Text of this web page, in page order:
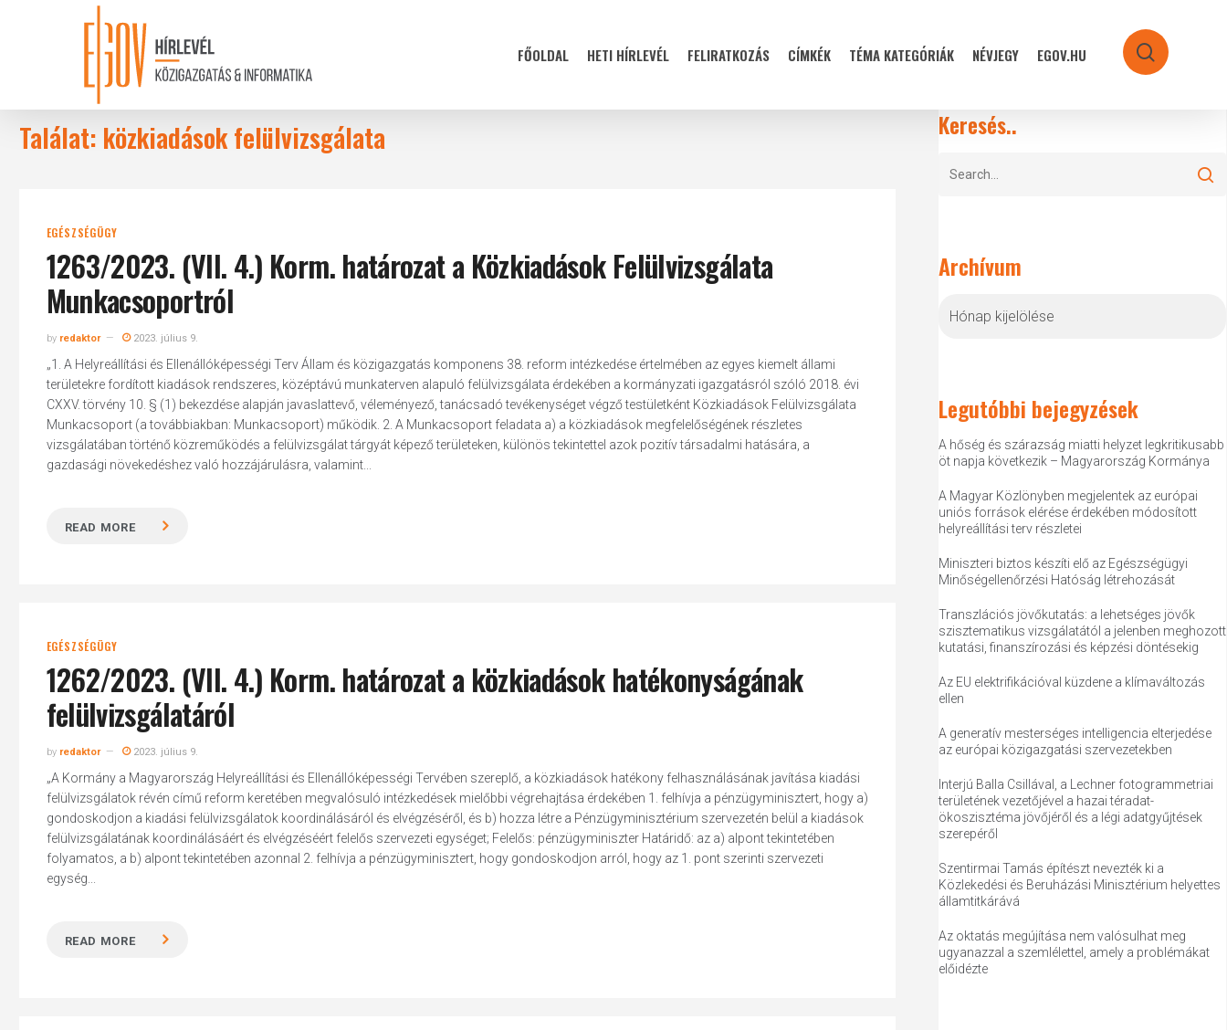
Hit enter to search or ESC to close
FŐOLDAL HETI HÍRLEVÉL FELIRATKOZÁS CÍMKÉK TÉMA KATEGÓRIÁK NÉVJEGY EGOV.HU search
Találat: közkiadások felülvizsgálata
EGÉSZSÉGÜGY
1263/2023. (VII. 4.) Korm. határozat a Közkiadások Felülvizsgálata
Munkacsoportról
by redaktor 2023. július 9.
„1. A Helyreállítási és Ellenállóképességi Terv Állam és közigazgatás komponens 38. reform intézkedése értelmében az egyes kiemelt állami
területekre fordított kiadások rendszeres, középtávú munkaterven alapuló felülvizsgálata érdekében a kormányzati igazgatásról szóló 2018. évi
CXXV. törvény 10. § (1) bekezdése alapján javaslattevő, véleményező, tanácsadó tevékenységet végző testületként Közkiadások Felülvizsgálata
Munkacsoport (a továbbiakban: Munkacsoport) működik. 2. A Munkacsoport feladata a) a közkiadások megfelelőségének részletes
vizsgálatában történő közreműködés a felülvizsgálat tárgyát képező területeken, különös tekintettel azok pozitív társadalmi hatására, a
gazdasági növekedéshez való hozzájárulásra, valamint...
READ MORE
EGÉSZSÉGÜGY
1262/2023. (VII. 4.) Korm. határozat a közkiadások hatékonyságának
felülvizsgálatáról
by redaktor 2023. július 9.
„A Kormány a Magyarország Helyreállítási és Ellenállóképességi Tervében szereplő, a közkiadások hatékony felhasználásának javítása kiadási
felülvizsgálatok révén című reform keretében megvalósuló intézkedések mielőbbi végrehajtása érdekében 1. felhívja a pénzügyminisztert, hogy a)
gondoskodjon a kiadási felülvizsgálatok koordinálásáról és elvégzéséről, és b) hozza létre a Pénzügyminisztérium szervezetén belül a kiadások
felülvizsgálatának koordinálásáért és elvégzéséért felelős szervezeti egységet; Felelős: pénzügyminiszter Határidő: az a) alpont tekintetében
folyamatos, a b) alpont tekintetében azonnal 2. felhívja a pénzügyminisztert, hogy gondoskodjon arról, hogy az 1. pont szerinti szervezeti
egység...
READ MORE
Keresés..
Archívum
Legutóbbi bejegyzések
A hőség és szárazság miatti helyzet legkritikusabb
öt napja következik – Magyarország Kormánya
A Magyar Közlönyben megjelentek az európai
uniós források elérése érdekében módosított
helyreállítási terv részletei
Miniszteri biztos készíti elő az Egészségügyi
Minőségellenőrzési Hatóság létrehozását
Transzlációs jövőkutatás: a lehetséges jövők
szisztematikus vizsgálatától a jelenben meghozott
kutatási, finanszírozási és képzési döntésekig
Az EU elektrifikációval küzdene a klímaváltozás
ellen
A generatív mesterséges intelligencia elterjedése
az európai közigazgatási szervezetekben
Interjú Balla Csillával, a Lechner fotogrammetriai
területének vezetőjével a hazai téradat-
ökoszisztéma jövőjéről és a légi adatgyűjtések
szerepéről
Szentirmai Tamás építészt nevezték ki a
Közlekedési és Beruházási Minisztérium helyettes
államtitkárává
Az oktatás megújítása nem valósulhat meg
ugyanazzal a szemlélettel, amely a problémákat
előidézte